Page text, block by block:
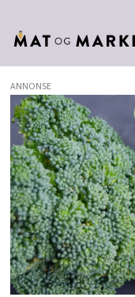
Tags:
brokkoli
ANNONSE